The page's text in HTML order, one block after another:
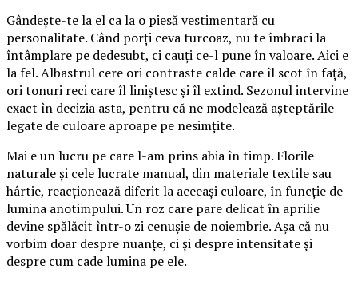
Gândește-te la el ca la o piesă vestimentară cu
personalitate. Când porți ceva turcoaz, nu te îmbraci la
întâmplare pe dedesubt, ci cauți ce-l pune în valoare. Aici e
la fel. Albastrul cere ori contraste calde care îl scot în față,
ori tonuri reci care îl liniștesc și îl extind. Sezonul intervine
exact în decizia asta, pentru că ne modelează așteptările
legate de culoare aproape pe nesimțite.
Mai e un lucru pe care l-am prins abia în timp. Florile
naturale și cele lucrate manual, din materiale textile sau
hârtie, reacționează diferit la aceeași culoare, în funcție de
lumina anotimpului. Un roz care pare delicat în aprilie
devine spălăcit într-o zi cenușie de noiembrie. Așa că nu
vorbim doar despre nuanțe, ci și despre intensitate și
despre cum cade lumina pe ele.